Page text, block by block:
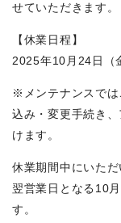
せていただきます。
【休業日程】
2025年10月24日（
※メンテナンスでは
込み・変更手続き
けます。
休業期間中にいただ
翌営業日となる10
す。